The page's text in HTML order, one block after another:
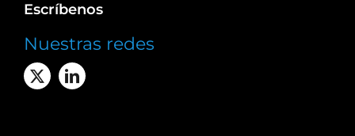
Escríbenos
Nuestras redes